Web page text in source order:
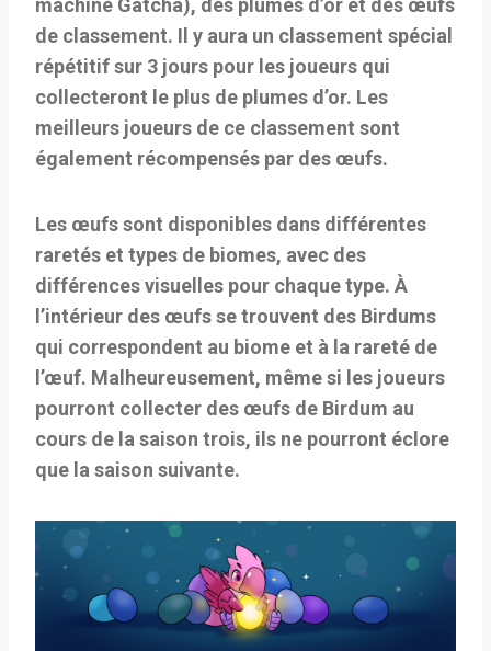
machine Gatcha), des plumes d’or et des œufs
de classement. Il y aura un classement spécial
répétitif sur 3 jours pour les joueurs qui
collecteront le plus de plumes d’or. Les
meilleurs joueurs de ce classement sont
également récompensés par des œufs.
Les œufs sont disponibles dans différentes
raretés et types de biomes, avec des
différences visuelles pour chaque type. À
l’intérieur des œufs se trouvent des Birdums
qui correspondent au biome et à la rareté de
l’œuf. Malheureusement, même si les joueurs
pourront collecter des œufs de Birdum au
cours de la saison trois, ils ne pourront éclore
que la saison suivante.